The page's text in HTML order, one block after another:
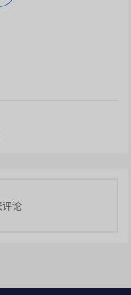
评论